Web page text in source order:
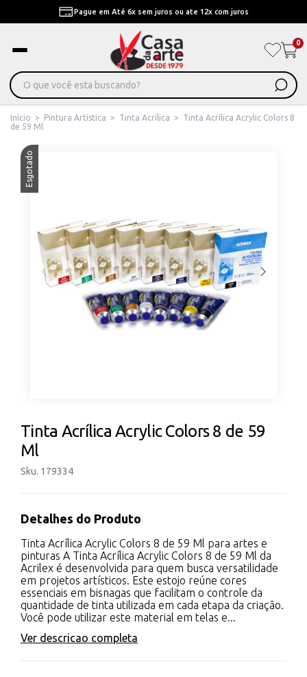
Pague em Até 6x sem juros ou ate 12x com juros
0
Início > Pintura Artística > Tinta Acrílica >
Tinta Acrílica Acrylic Colors 8
de 59 Ml
Esgotado
Tinta Acrílica Acrylic Colors 8 de 59
Ml
Sku. 179334
Detalhes do Produto
Tinta Acrílica Acrylic Colors 8 de 59 Ml para artes e
pinturas A Tinta Acrílica Acrylic Colors 8 de 59 Ml da
Acrilex é desenvolvida para quem busca versatilidade
em projetos artísticos. Este estojo reúne cores
essenciais em bisnagas que facilitam o controle da
quantidade de tinta utilizada em cada etapa da criação.
Você pode utilizar este material em telas e...
Ver descricao completa